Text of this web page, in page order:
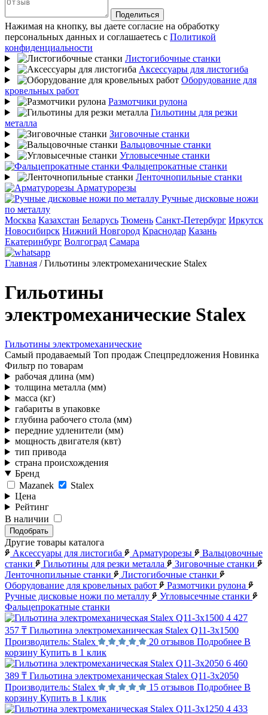
Поделиться
Нажимая на кнопку, вы даете согласие на обработку
персональных данных и соглашаетесь с Политикой
конфиденциальности
Листогибочные станки
Аксессуары для листогиба
Оборудование для
кровельных работ
Размотчики рулона
Гильотины для резки
металла
Зиговочные станки
Вальцовочные станки
Угловысечные станки
Фальцепрокатные станки
Ленточнопильные станки
Арматурорезы
Ручные дисковые ножи
по металлу
Москва Казахстан Беларусь Тюмень Санкт-Петербург Иркутск
Новосибирск Нижний Новгород Краснодар Казань
Екатеринбург Волгоград Самара
Главная /Гильотины электромеханические Stalex
Гильотины
электромеханические Stalex
Гильотины электромеханические
Самый продаваемый Топ продаж Спецпредложения Новинка
Фильтр по товарам
рабочая длина (мм)
толщина металла (мм)
масса (кг)
габариты в упаковке
глубина рабочего стола (мм)
передние удленители (мм)
мощность двигателя (квт)
тип привода
страна происхождения
Бренд
Mazanek
Stalex
Цена
Рейтинг
В наличии
Подобрать
Другие товары каталога
Аксессуары для листогиба
Арматурорезы
Вальцовочные
станки
Гильотины для резки металла
Зиговочные станки
Ленточнопильные станки
Листогибочные станки
Оборудование для кровельных работ
Размотчики рулона
Ручные дисковые ножи по металлу
Угловысечные станки
Фальцепрокатные станки
4 427
357 ₸ Гильотина электромеханическая Stalex Q11-3x1500
Производитель: Stalex 20 отзывов Подробнее В
корзину Купить в 1 клик
6 460
389 ₸ Гильотина электромеханическая Stalex Q11-3x2050
Производитель: Stalex 15 отзывов Подробнее В
корзину Купить в 1 клик
4 433